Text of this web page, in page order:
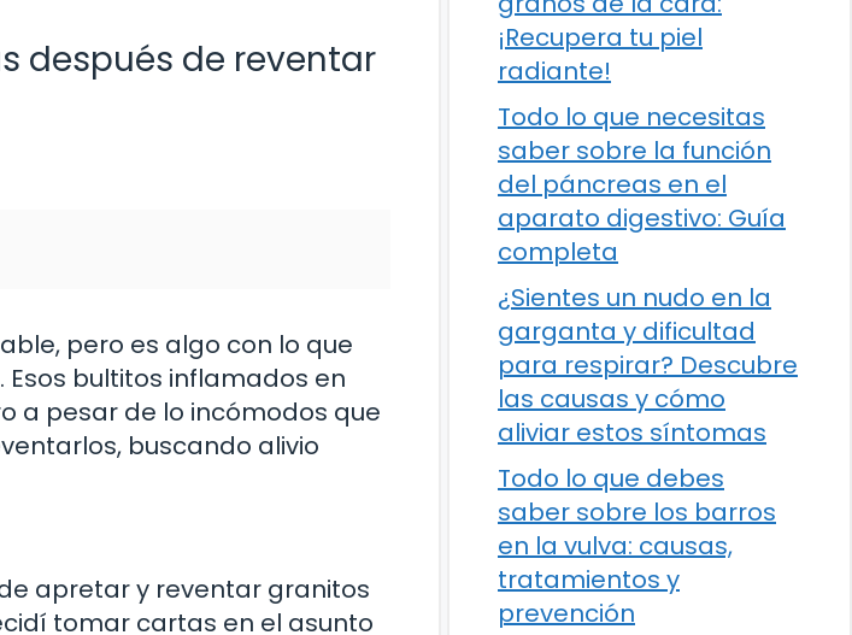
después de reventar
pero es algo con lo que
bultitos inflamados en
a pesar de lo incómodos que
buscando alivio
apretar y reventar granitos
tomar cartas en el asunto
¡Recupera tu piel
radiante!
Todo lo que necesitas
saber sobre la función
del páncreas en el
aparato digestivo: Guía
completa
¿Sientes un nudo en la
garganta y dificultad
para respirar? Descubre
las causas y cómo
aliviar estos síntomas
Todo lo que debes
saber sobre los barros
en la vulva: causas,
tratamientos y
prevención